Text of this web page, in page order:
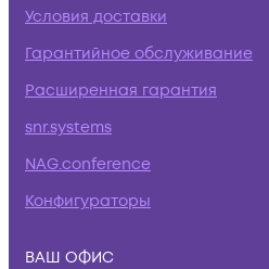
Условия доставки
Гарантийное обслуживание
Расширенная гарантия
snr.systems
NAG.conference
Конфигураторы
ВАШ ОФИС